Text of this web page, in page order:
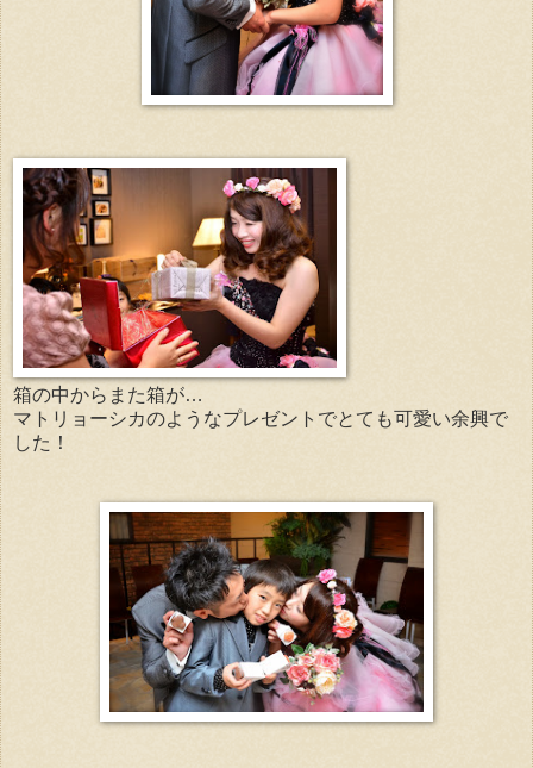
箱の中からまた箱が…
マトリョーシカのようなプレゼントでとても可愛い余興で
した！